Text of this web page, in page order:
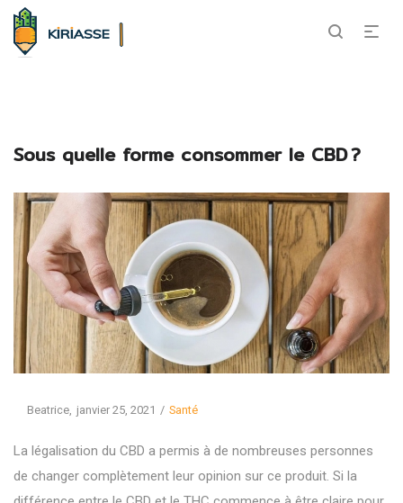
Sous quelle forme consommer le CBD ?
Beatrice Posted
janvier 25, 2021
Posted
Santé
La légalisation du CBD a permis à de nombreuses personnes
de changer complètement leur opinion sur ce produit. Si la